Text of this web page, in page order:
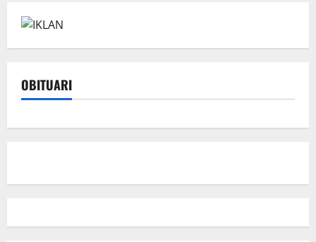
OBITUARI